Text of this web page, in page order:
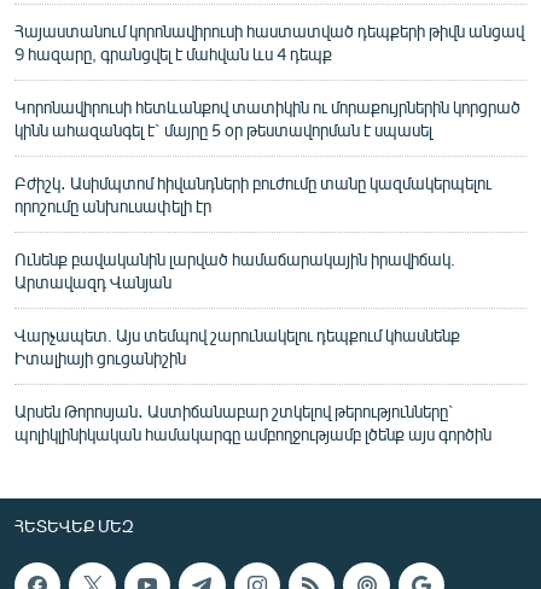
Հայաստանում կորոնավիրուսի հաստատված դեպքերի թիվն անցավ
9 հազարը, գրանցվել է մահվան ևս 4 դեպք
Կորոնավիրուսի հետևանքով տատիկին ու մորաքույրներին կորցրած
կինն ահազանգել է` մայրը 5 օր թեստավորման է սպասել
Բժիշկ․ Ասիմպտոմ հիվանդների բուժումը տանը կազմակերպելու
որոշումը անխուսափելի էր
Ունենք բավականին լարված համաճարակային իրավիճակ.
Արտավազդ Վանյան
Վարչապետ. Այս տեմպով շարունակելու դեպքում կհասնենք
Իտալիայի ցուցանիշին
Արսեն Թորոսյան․ Աստիճանաբար շտկելով թերությունները`
պոլիկլինիկական համակարգը ամբողջությամբ լծենք այս գործին
ՀԵՏԵՎԵՔ ՄԵԶ